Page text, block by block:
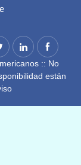
:: No
están